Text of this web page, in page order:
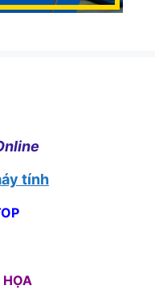
tính